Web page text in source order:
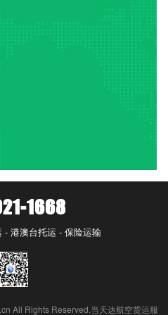
1668
- 港澳台托运 - 保险运输
All Rights Reserved.当天达航空货运服